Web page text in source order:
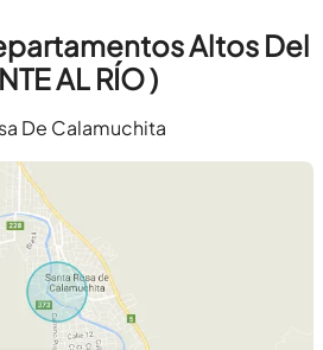
Altos Del
AL RÍO )
De Calamuchita